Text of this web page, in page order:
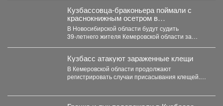
Кузбассовца-браконьера поймали с
краснокнижным осетром в
Новосибирске
В Новосибирской области будут судить
39‑летнего жителя Кемеровской области за
Кузбасс атакуют зараженные клещи
В Кемеровской области продолжают
регистрировать случаи присасывания клещей.